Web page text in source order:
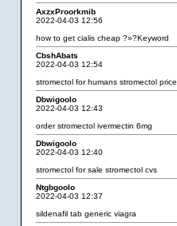
AxzxProorkmib
2022-04-03 12:56
how to get cialis cheap ?»?Keyword
CbshAbats
2022-04-03 12:54
stromectol for humans stromectol
Dbwigoolo
2022-04-03 12:43
order stromectol ivermectin 6mg
Dbwigoolo
2022-04-03 12:40
stromectol for sale stromectol cvs
Ntgbgoolo
2022-04-03 12:37
sildenafil tab generic viagra